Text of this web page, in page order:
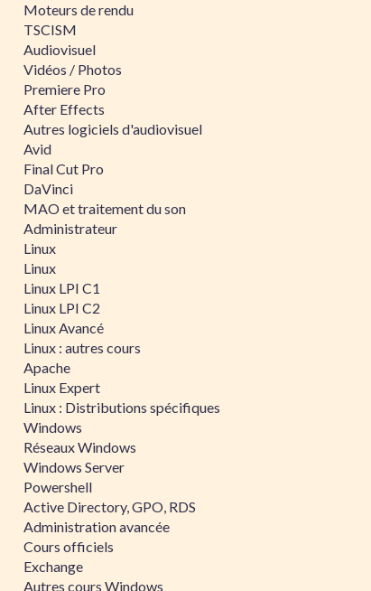
Moteurs de rendu
TSCISM
Audiovisuel
Vidéos / Photos
Premiere Pro
After Effects
Autres logiciels d'audiovisuel
Avid
Final Cut Pro
DaVinci
MAO et traitement du son
Administrateur
Linux
Linux
Linux LPI C1
Linux LPI C2
Linux Avancé
Linux : autres cours
Apache
Linux Expert
Linux : Distributions spécifiques
Windows
Réseaux Windows
Windows Server
Powershell
Active Directory, GPO, RDS
Administration avancée
Cours officiels
Exchange
Autres cours Windows